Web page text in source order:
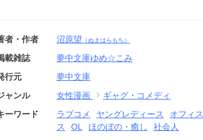
者・作者 沼原望 （ぬまはらもち）
載雑誌
夢中文庫ゆめ☆こみ
行元
夢中文庫
ャンル
女性漫画
ギャグ・コメディ
ーワード
ラブコメ ヤングレディース オフィス
ス
OL ほのぼの・癒し
社会人